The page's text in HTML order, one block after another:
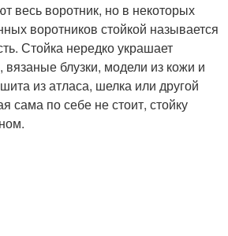
весь воротник, но в некоторых
воротников стойкой называется
Стойка нередко украшает
блузки, модели из кожи и
из атласа, шелка или другой
сама по себе не стоит, стойку